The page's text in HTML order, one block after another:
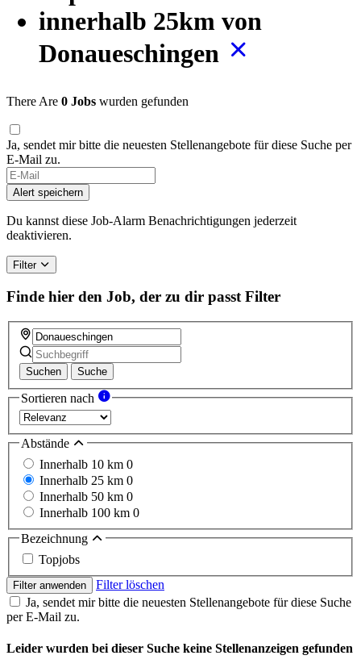
innerhalb 25km von
Donaueschingen
There Are 0 Jobs wurden gefunden
Ja, sendet mir bitte die neuesten Stellenangebote für diese Suche per
E-Mail zu.
If
you
are
a
human,
this
field
Alert speichern
Du kannst diese Job-Alarm Benachrichtigungen jederzeit
deaktivieren.
Filter
Finde hier den Job, der zu dir passt Filter
Suchen Suche
Sortieren nach
Abstände
Innerhalb 10 km 0
Innerhalb 25 km 0
Innerhalb 50 km 0
Innerhalb 100 km 0
Bezeichnung
Topjobs
Filter anwenden
Filter löschen
Ja, sendet mir bitte die neuesten Stellenangebote für diese Suche
per E-Mail zu.
Leider wurden bei dieser Suche keine Stellenanzeigen gefunden